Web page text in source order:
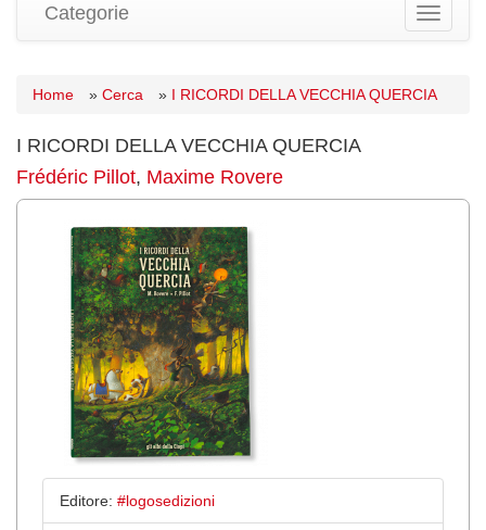
Toggle
Categorie
Home » Cerca » I RICORDI DELLA VECCHIA QUERCIA
I RICORDI DELLA VECCHIA QUERCIA
Frédéric Pillot, Maxime Rovere
Editore: #logosedizioni